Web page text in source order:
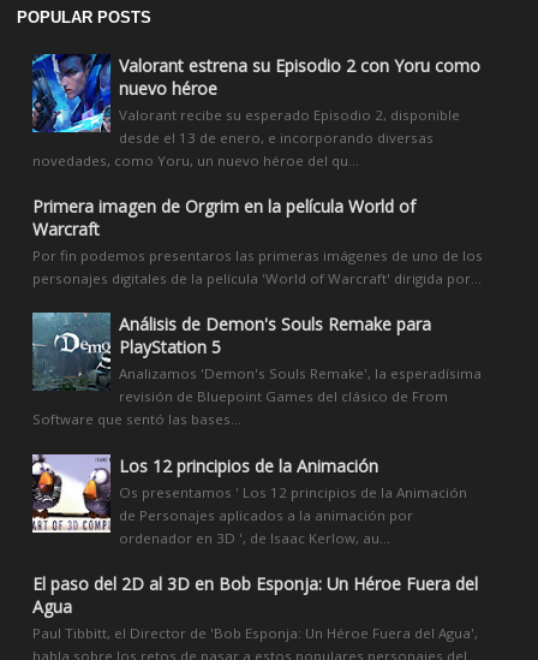
POPULAR POSTS
Valorant estrena su Episodio 2 con Yoru como
nuevo héroe
Valorant recibe su esperado Episodio 2, disponible
desde el 13 de enero, e incorporando diversas
novedades, como Yoru, un nuevo héroe del qu...
Primera imagen de Orgrim en la película World of
Warcraft
Por fin podemos presentaros las primeras imágenes de uno de los
personajes digitales de la película 'World of Warcraft' dirigida por...
Análisis de Demon's Souls Remake para
PlayStation 5
Analizamos 'Demon's Souls Remake', la esperadísima
revisión de Bluepoint Games del clásico de From
Software que sentó las bases...
Los 12 principios de la Animación
Os presentamos ' Los 12 principios de la Animación
de Personajes aplicados a la animación por
ordenador en 3D ', de Isaac Kerlow, au...
El paso del 2D al 3D en Bob Esponja: Un Héroe Fuera del
Agua
Paul Tibbitt, el Director de 'Bob Esponja: Un Héroe Fuera del Agua',
habla sobre los retos de pasar a estos populares personajes del...